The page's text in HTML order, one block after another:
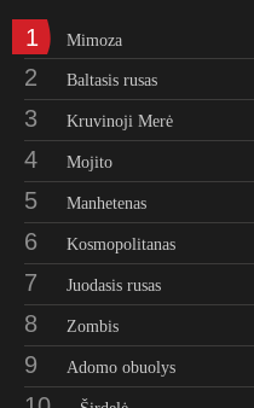
1 Mimoza
2 Baltasis rusas
3 Kruvinoji Merė
4 Mojito
5 Manhetenas
6 Kosmopolitanas
7 Juodasis rusas
8 Zombis
9 Adomo obuolys